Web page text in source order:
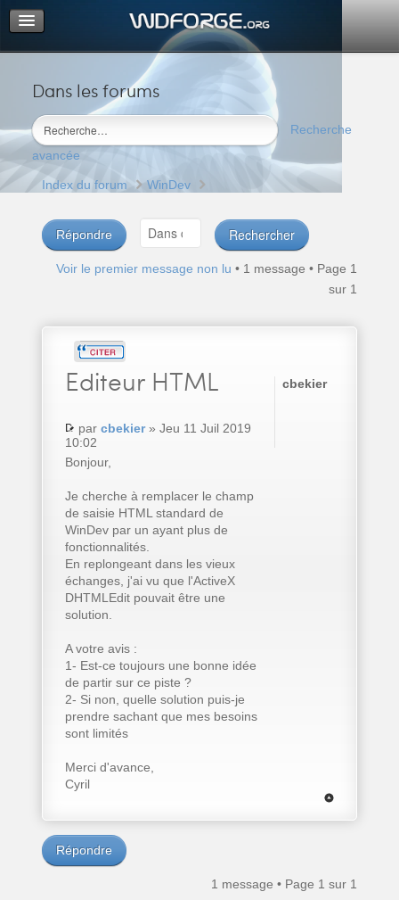
Dans les forums
Recherche
avancée
Portail
Index du forum
M’enregistrer
Connexion
Index du forum WinDev
Répondre
Voir le premier message non lu • 1 message • Page 1
sur 1
EditeurHTML
par cbekier» Jeu 11 Juil 2019
10:02
Bonjour,
Je cherche à remplacer le champ
de saisie HTML standard de
WinDev par un ayant plus de
fonctionnalités.
En replongeant dans les vieux
échanges, j'ai vu que l'ActiveX
DHTMLEdit pouvait être une
solution.
A votre avis :
1- Est-ce toujours une bonne idée
de partir sur ce piste ?
2- Si non, quelle solution puis-je
prendre sachant que mes besoins
sont limités
Merci d'avance,
Cyril
cbekier
Répondre
1 message • Page 1 sur 1